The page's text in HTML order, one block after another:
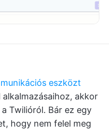
eszközt
akkor
Twilióról. Bár ez egy
hogy nem felel meg